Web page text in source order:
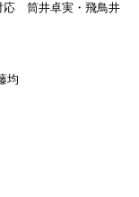
応 筒井卓実・飛鳥井
均